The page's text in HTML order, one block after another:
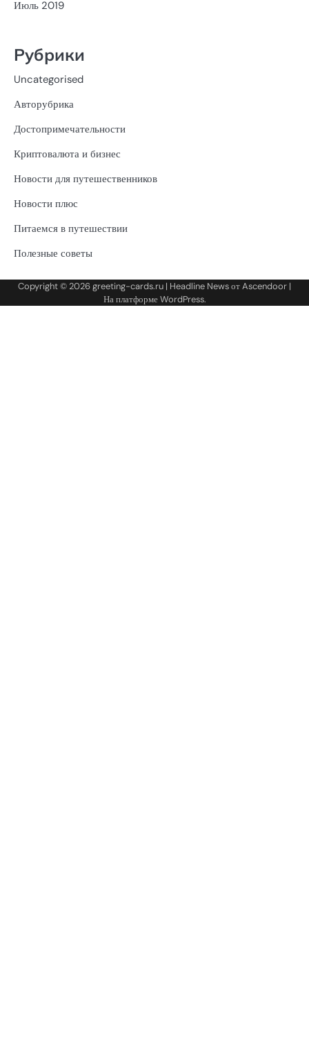
Июль 2019
Рубрики
Uncategorised
Авторубрика
Достопримечательности
Криптовалюта и бизнес
Новости для путешественников
Новости плюс
Питаемся в путешествии
Полезные советы
Copyright © 2026greeting-cards.ru | Headline News отAscendoor |
На платформеWordPress.